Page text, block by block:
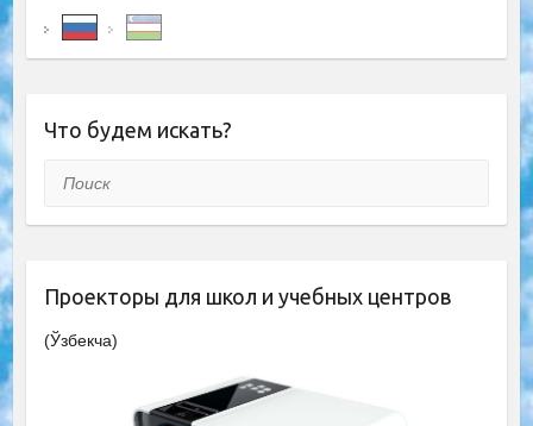
Что будем искать?
Поиск
Проекторы для школ и учебных центров
(Ўзбекча)